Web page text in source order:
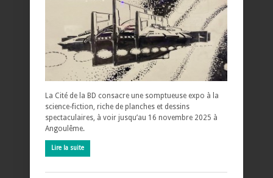
La Cité de la BD consacre une somptueuse expo à la
science-fiction, riche de planches et dessins
spectaculaires, à voir jusqu’au 16 novembre 2025 à
Angoulême.
Lire la suite